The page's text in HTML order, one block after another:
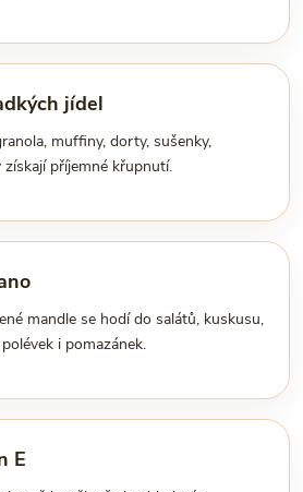
jídel
muffiny, dorty, sušenky,
příjemné křupnutí.
mandle se hodí do salátů, kuskusu,
i pomazánek.
E